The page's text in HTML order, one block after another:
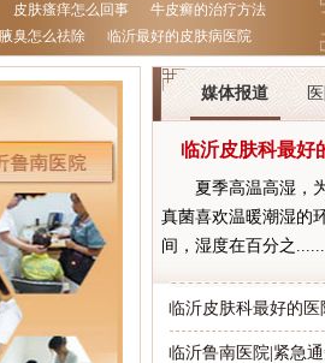
皮肤瘙痒怎么回事
牛皮癣的治疗方法
腋臭怎么祛除 临沂最好的皮肤病医院
媒体报道
临沂皮肤科最好
夏季高温高湿，
真菌喜欢温暖潮湿的
间，湿度在百分之
临沂皮肤科最好的医
临沂鲁南医院|紧急